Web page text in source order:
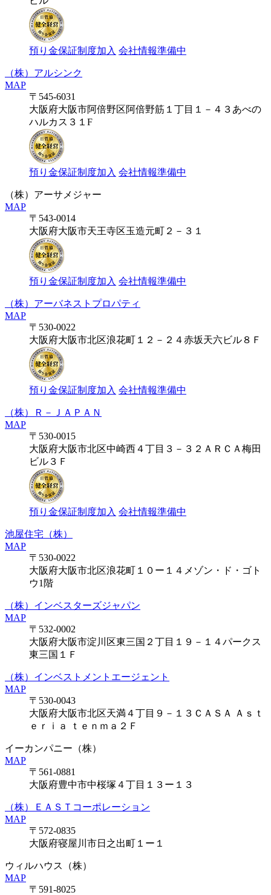
預り金保証制度加入 会社情報準備中
（株）アルシンク
MAP
〒545-6031
大阪府大阪市阿倍野区阿倍野筋１丁目１－４３あべの
ハルカス３１F
預り金保証制度加入 会社情報準備中
（株）アーサメジャー
MAP
〒543-0014
大阪府大阪市天王寺区玉造元町２－３１
預り金保証制度加入 会社情報準備中
（株）アーバネストプロパティ
MAP
〒530-0022
大阪府大阪市北区浪花町１２－２４赤坂天六ビル８Ｆ
預り金保証制度加入 会社情報準備中
（株）Ｒ－ＪＡＰＡＮ
MAP
〒530-0015
大阪府大阪市北区中崎西４丁目３－３２ＡＲＣＡ梅田
ビル３Ｆ
預り金保証制度加入 会社情報準備中
池屋住宅（株）
MAP
〒530-0022
大阪府大阪市北区浪花町１０ー１４メゾン・ド・ゴト
ウ1階
（株）インベスターズジャパン
MAP
〒532-0002
大阪府大阪市淀川区東三国２丁目１９－１４パークス
東三国１Ｆ
（株）インベストメントエージェント
MAP
〒530-0043
大阪府大阪市北区天満４丁目９－１３ＣＡＳＡ Ａｓｔ
ｅｒｉａ ｔｅｎｍａ２Ｆ
イーカンパニー（株）
MAP
〒561-0881
大阪府豊中市中桜塚４丁目１３ー１３
（株）ＥＡＳＴコーポレーション
MAP
〒572-0835
大阪府寝屋川市日之出町１ー１
ウィルハウス（株）
MAP
〒591-8025